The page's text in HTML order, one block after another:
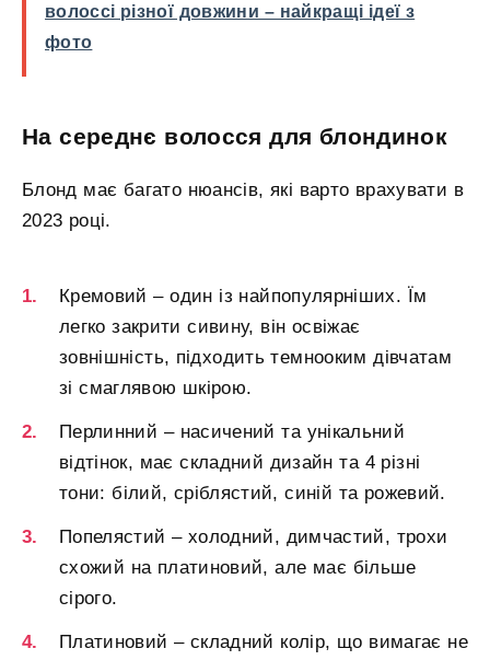
волоссі різної довжини – найкращі ідеї з
фото
На середнє волосся для блондинок
Блонд має багато нюансів, які варто врахувати в
2023 році.
Кремовий – один із найпопулярніших. Їм
легко закрити сивину, він освіжає
зовнішність, підходить темнооким дівчатам
зі смаглявою шкірою.
Перлинний – насичений та унікальний
відтінок, має складний дизайн та 4 різні
тони: білий, сріблястий, синій та рожевий.
Попелястий – холодний, димчастий, трохи
схожий на платиновий, але має більше
сірого.
Платиновий – складний колір, що вимагає не